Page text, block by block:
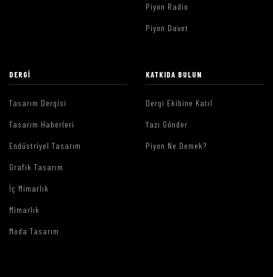
Piyon Radio
Piyon Davet
DERGI
Tasarım Dergisi
Tasarım Haberleri
Endüstriyel Tasarım
Grafik Tasarım
İç Mimarlık
Mimarlık
Moda Tasarım
KATKIDA BULUN
Dergi Ekibine Katıl
Yazı Gönder
Piyon Ne Demek?